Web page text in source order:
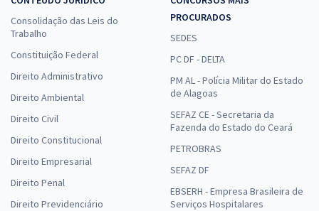
Consolidação das Leis do
Trabalho
Constituição Federal
Direito Administrativo
Direito Ambiental
Direito Civil
Direito Constitucional
Direito Empresarial
Direito Penal
Direito Previdenciário
PROCURADOS
SEDES
PC DF - DELTA
PM AL - Polícia Militar do Estado
de Alagoas
SEFAZ CE - Secretaria da
Fazenda do Estado do Ceará
PETROBRAS
SEFAZ DF
EBSERH - Empresa Brasileira de
Serviços Hospitalares